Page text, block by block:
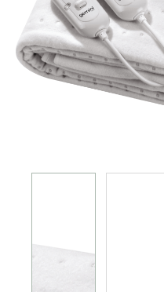
衣物烘干机
抽湿机 迷你抽湿机 浴室宝
风扇
蒸汽挂烫机 熨斗
电暖产品
吸尘机 除尘螨机
配件及其他
气炸锅 气炸焗炉
面包机 烤面包机 松饼机
厨余机
电磁炉 电陶炉 煮食炉
烤箱 蒸炉 微波炉 蒸烤箱
个人护理
电子及体脂磅
头发造型器
生活时尚
产品保修
产品保修登记
家电维修收集站
簡 EN